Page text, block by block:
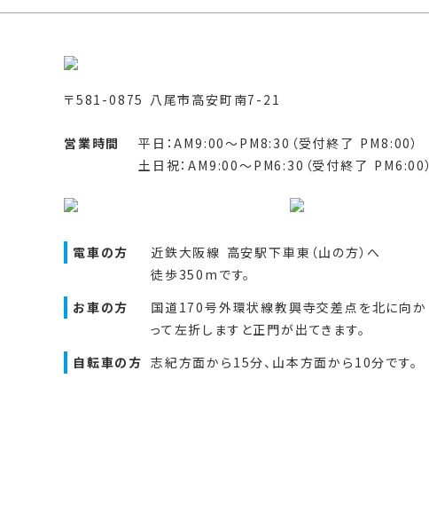
〒581-0875 八尾市高安町南7-21
営業時間
平日：AM9:00～PM8:30（受付終了 PM8:00）
土日祝：AM9:00～PM6:30（受付終了 PM6:00）
電車の方
近鉄大阪線 高安駅下車東（山の方）へ
徒歩350mです。
お車の方
国道170号外環状線教興寺交差点を北に向か
って左折しますと正門が出てきます。
自転車の方 志紀方面から15分、山本方面から10分です。